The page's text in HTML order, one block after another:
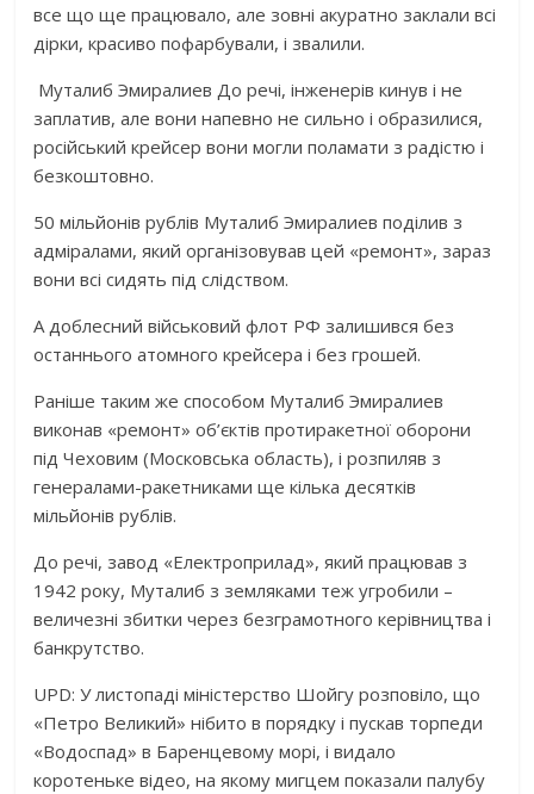
все що ще працювало, але зовні акуратно заклали всі
дірки, красиво пофарбували, і звалили.
Муталиб Эмиралиев До речі, інженерів кинув і не
заплатив, але вони напевно не сильно і образилися,
російський крейсер вони могли поламати з радістю і
безкоштовно.
50 мільйонів рублів Муталиб Эмиралиев поділив з
адміралами, який організовував цей «ремонт», зараз
вони всі сидять під слідством.
А доблесний військовий флот РФ залишився без
останнього атомного крейсера і без грошей.
Раніше таким же способом Муталиб Эмиралиев
виконав «ремонт» об’єктів протиракетної оборони
під Чеховим (Московська область), і розпиляв з
генералами-ракетниками ще кілька десятків
мільйонів рублів.
До речі, завод «Електроприлад», який працював з
1942 року, Муталиб з земляками теж угробили –
величезні збитки через безграмотного керівництва і
банкрутство.
UPD: У листопаді міністерство Шойгу розповіло, що
«Петро Великий» нібито в порядку і пускав торпеди
«Водоспад» в Баренцевому морі, і видало
коротеньке відео, на якому мигцем показали палубу